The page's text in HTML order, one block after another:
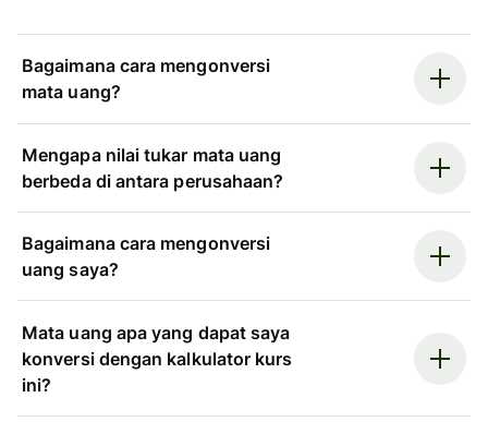
Bagaimana cara mengonversi
mata uang?
Mengapa nilai tukar mata uang
berbeda di antara perusahaan?
Bagaimana cara mengonversi
uang saya?
Mata uang apa yang dapat saya
konversi dengan kalkulator kurs
ini?